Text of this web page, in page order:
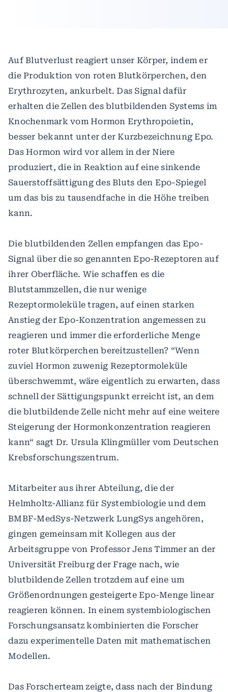
Auf Blutverlust reagiert unser Körper, indem er
die Produktion von roten Blutkörperchen, den
Erythrozyten, ankurbelt. Das Signal dafür
erhalten die Zellen des blutbildenden Systems im
Knochenmark vom Hormon Erythropoietin,
besser bekannt unter der Kurzbezeichnung Epo.
Das Hormon wird vor allem in der Niere
produziert, die in Reaktion auf eine sinkende
Sauerstoffsättigung des Bluts den Epo-Spiegel
um das bis zu tausendfache in die Höhe treiben
kann.
Die blutbildenden Zellen empfangen das Epo-
Signal über die so genannten Epo-Rezeptoren auf
ihrer Oberfläche. Wie schaffen es die
Blutstammzellen, die nur wenige
Rezeptormoleküle tragen, auf einen starken
Anstieg der Epo-Konzentration angemessen zu
reagieren und immer die erforderliche Menge
roter Blutkörperchen bereitzustellen? “Wenn
zuviel Hormon zuwenig Rezeptormoleküle
überschwemmt, wäre eigentlich zu erwarten, dass
schnell der Sättigungspunkt erreicht ist, an dem
die blutbildende Zelle nicht mehr auf eine weitere
Steigerung der Hormonkonzentration reagieren
kann“ sagt Dr. Ursula Klingmüller vom Deutschen
Krebsforschungszentrum.
Mitarbeiter aus ihrer Abteilung, die der
Helmholtz-Allianz für Systembiologie und dem
BMBF-MedSys-Netzwerk LungSys angehören,
gingen gemeinsam mit Kollegen aus der
Arbeitsgruppe von Professor Jens Timmer an der
Universität Freiburg der Frage nach, wie
blutbildende Zellen trotzdem auf eine um
Größenordnungen gesteigerte Epo-Menge linear
reagieren können. In einem systembiologischen
Forschungsansatz kombinierten die Forscher
dazu experimentelle Daten mit mathematischen
Modellen.
Das Forscherteam zeigte, dass nach der Bindung